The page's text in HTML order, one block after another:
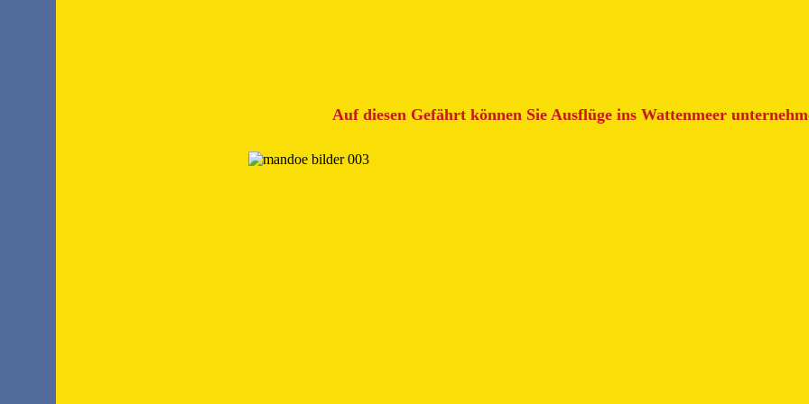
Auf diesen Gefährt können Sie Ausflüge ins Wattenmeer